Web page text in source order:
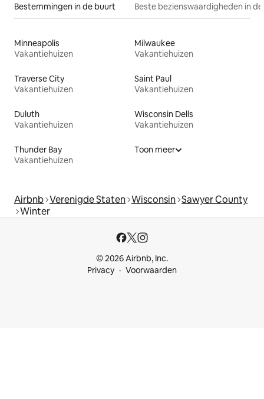
Bestemmingen in de buurt Beste bezienswaardigheden in
Minneapolis
Vakantiehuizen
Milwaukee
Vakantiehuizen
Traverse City
Vakantiehuizen
Saint Paul
Vakantiehuizen
Duluth
Vakantiehuizen
Wisconsin Dells
Vakantiehuizen
Thunder Bay
Vakantiehuizen
Toon meer
Airbnb Verenigde Staten Wisconsin Sawyer County
Winter
© 2026 Airbnb, Inc.
Privacy
Voorwaarden